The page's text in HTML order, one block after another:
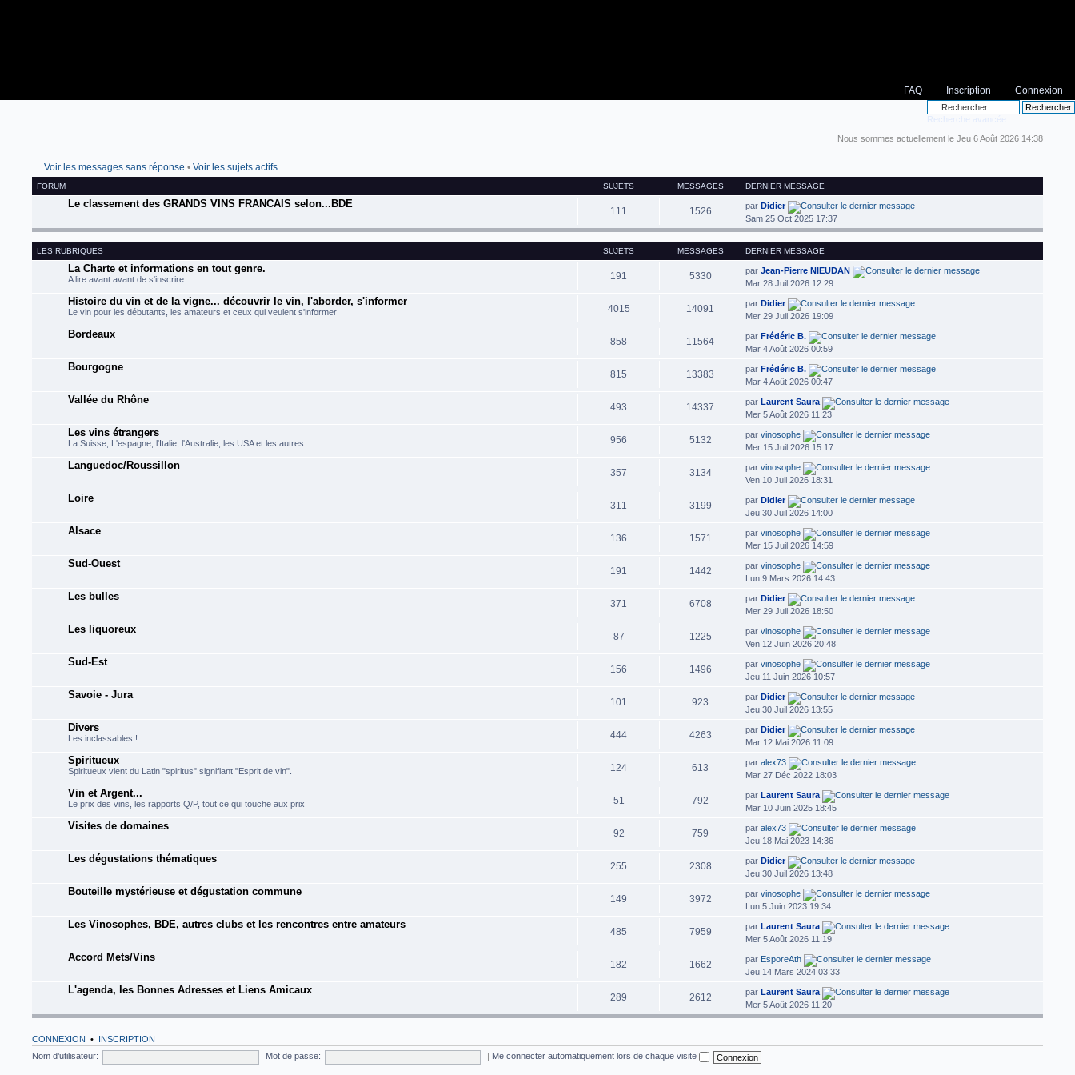
FAQ Inscription Connexion
Recherche avancée
Nous sommes actuellement le Jeu 6 Août 2026 14:38
Voir les messages sans réponse • Voir les sujets actifs
FORUM SUJETS MESSAGES DERNIER MESSAGE
Le classement des GRANDS VINS FRANCAIS selon...BDE
111 1526 parDidier
Sam 25 Oct 2025 17:37
LES RUBRIQUES SUJETS MESSAGES DERNIER MESSAGE
La Charte et informations en tout genre.
A lire avant avant de s'inscrire. 191 5330 parJean-Pierre NIEUDAN
Mar 28 Juil 2026 12:29
Histoire du vin et de la vigne... découvrir le vin, l'aborder, s'informer
Le vin pour les débutants, les amateurs et ceux qui veulent s'informer 4015 14091 parDidier
Mer 29 Juil 2026 19:09
Bordeaux
858 11564 parFrédéric B.
Mar 4 Août 2026 00:59
Bourgogne
815 13383 parFrédéric B.
Mar 4 Août 2026 00:47
Vallée du Rhône
493 14337 parLaurent Saura
Mer 5 Août 2026 11:23
Les vins étrangers
La Suisse, L'espagne, l'Italie, l'Australie, les USA et les autres... 956 5132 parvinosophe
Mer 15 Juil 2026 15:17
Languedoc/Roussillon
357 3134 parvinosophe
Ven 10 Juil 2026 18:31
Loire
311 3199 parDidier
Jeu 30 Juil 2026 14:00
Alsace
136 1571 parvinosophe
Mer 15 Juil 2026 14:59
Sud-Ouest
191 1442 parvinosophe
Lun 9 Mars 2026 14:43
Les bulles
371 6708 parDidier
Mer 29 Juil 2026 18:50
Les liquoreux
87 1225 parvinosophe
Ven 12 Juin 2026 20:48
Sud-Est
156 1496 parvinosophe
Jeu 11 Juin 2026 10:57
Savoie - Jura
101 923 parDidier
Jeu 30 Juil 2026 13:55
Divers
Les inclassables ! 444 4263 parDidier
Mar 12 Mai 2026 11:09
Spiritueux
Spiritueux vient du Latin "spiritus" signifiant "Esprit de vin". 124 613 paralex73
Mar 27 Déc 2022 18:03
Vin et Argent...
Le prix des vins, les rapports Q/P, tout ce qui touche aux prix 51 792 parLaurent Saura
Mar 10 Juin 2025 18:45
Visites de domaines
92 759 paralex73
Jeu 18 Mai 2023 14:36
Les dégustations thématiques
255 2308 parDidier
Jeu 30 Juil 2026 13:48
Bouteille mystérieuse et dégustation commune
149 3972 parvinosophe
Lun 5 Juin 2023 19:34
Les Vinosophes, BDE, autres clubs et les rencontres entre amateurs
485 7959 parLaurent Saura
Mer 5 Août 2026 11:19
Accord Mets/Vins
182 1662 par EsporeAth
Jeu 14 Mars 2024 03:33
L'agenda, les Bonnes Adresses et Liens Amicaux
289 2612 parLaurent Saura
Mer 5 Août 2026 11:20
CONNEXION • INSCRIPTION
Nom d’utilisateur:
Mot de passe: Me connecter automatiquement lors de chaque visite